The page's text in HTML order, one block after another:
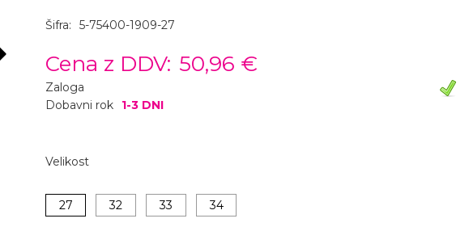
Šifra: 5-75400-1909-27
Cena z DDV: 50,96 €
Zaloga
Dobavni rok
1-3 DNI
Velikost
27 32 33 34